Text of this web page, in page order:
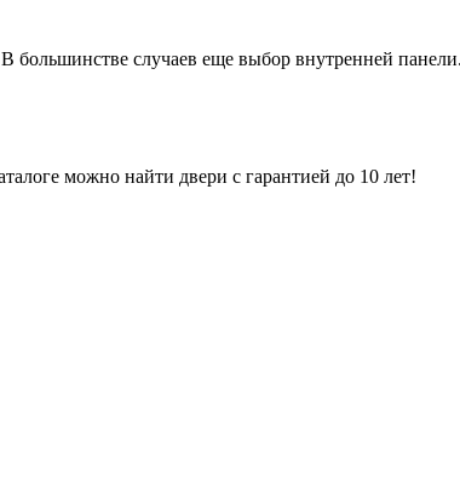
большинстве случаев еще выбор внутренней
можно найти двери с гарантией до 10 лет!